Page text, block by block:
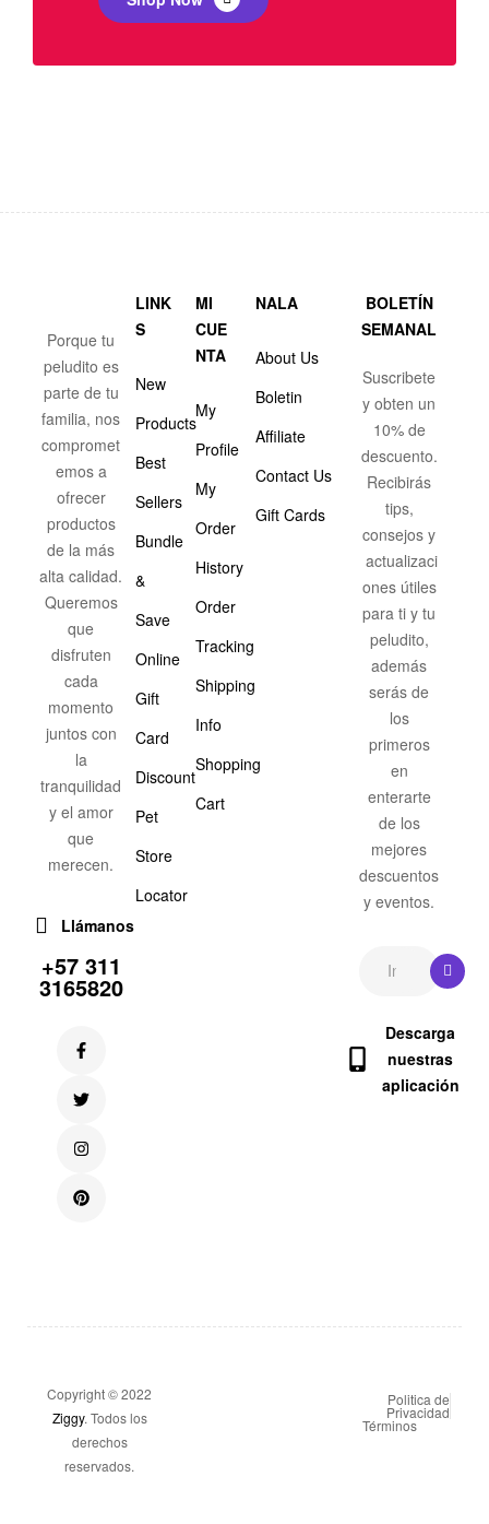
Porque tu
peludito es
parte de tu
familia, nos
compromet
emos a
ofrecer
productos
de la más
alta calidad.
Queremos
que
disfruten
cada
momento
juntos con
la
tranquilidad
y el amor
que
merecen.
Llámanos
+57 311
3165820
LINK
S
New
Products
Best
Sellers
Bundle
&
Save
Online
Gift
Card
Discount
Pet
Store
Locator
MI
CUE
NTA
My
Profile
My
Order
History
Order
Tracking
Shipping
Info
Shopping
Cart
NALA
About Us
Boletin
Affiliate
Contact Us
Gift Cards
BOLETÍN
SEMANAL
Suscribete
y obten un
10% de
descuento.
Recibirás
tips,
consejos y
actualizaci
ones útiles
para ti y tu
peludito,
además
serás de
los
primeros
en
enterarte
de los
mejores
descuentos
y eventos.
Descarga
nuestras
aplicación
Copyright © 2022
Ziggy. Todos los
derechos
reservados.
Politica de
Privacidad
Términos